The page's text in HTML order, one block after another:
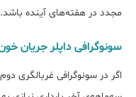
مجدد در هفته‌‌های آینده باشد.
سونوگرافی داپلر جریان
اگر در سونوگرافی غربالگری